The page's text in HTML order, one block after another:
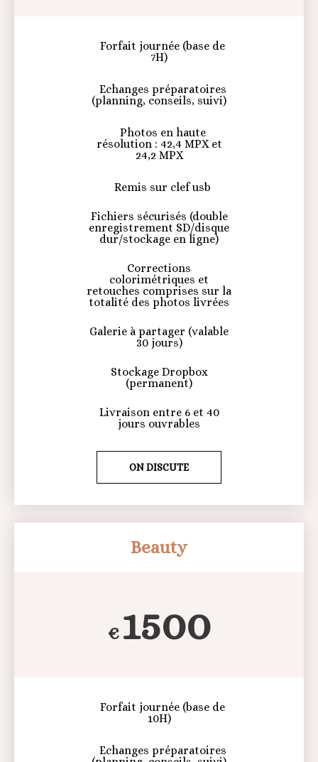
Forfait journée (base de
7H)
Echanges préparatoires
(planning, conseils, suivi)
Photos en haute
résolution : 42,4 MPX et
24,2 MPX
Remis sur clef usb
Fichiers sécurisés (double
enregistrement SD/disque
dur/stockage en ligne)
Corrections
colorimétriques et
retouches comprises sur la
totalité des photos livrées
Galerie à partager (valable
30 jours)
Stockage Dropbox
(permanent)
Livraison entre 6 et 40
jours ouvrables
ON DISCUTE
Beauty
€ 1500
Forfait journée (base de
10H)
Echanges préparatoires